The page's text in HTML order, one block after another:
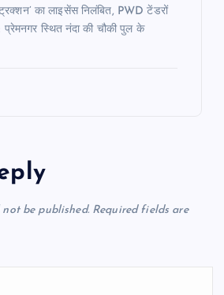
का लाइसेंस निलंबित, PWD टेंडरों
प्रेमनगर स्थित नंदा की चौकी पुल के
be published. Required fields are